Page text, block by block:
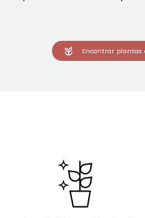
Encontrar